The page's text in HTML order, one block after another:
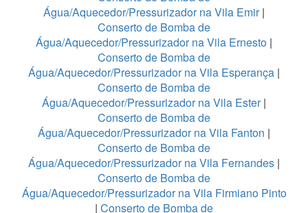
Água/Aquecedor/Pressurizador na Vila Emir|
Conserto de Bomba de
Água/Aquecedor/Pressurizador na Vila Ernesto |
Conserto de Bomba de
Água/Aquecedor/Pressurizador na Vila Esperança |
Conserto de Bomba de
Água/Aquecedor/Pressurizador na Vila Ester|
Conserto de Bomba de
Água/Aquecedor/Pressurizador na Vila Fanton |
Conserto de Bomba de
Água/Aquecedor/Pressurizador na Vila Fernandes |
Conserto de Bomba de
Água/Aquecedor/Pressurizador na Vila Firmiano Pinto
| Conserto de Bomba de